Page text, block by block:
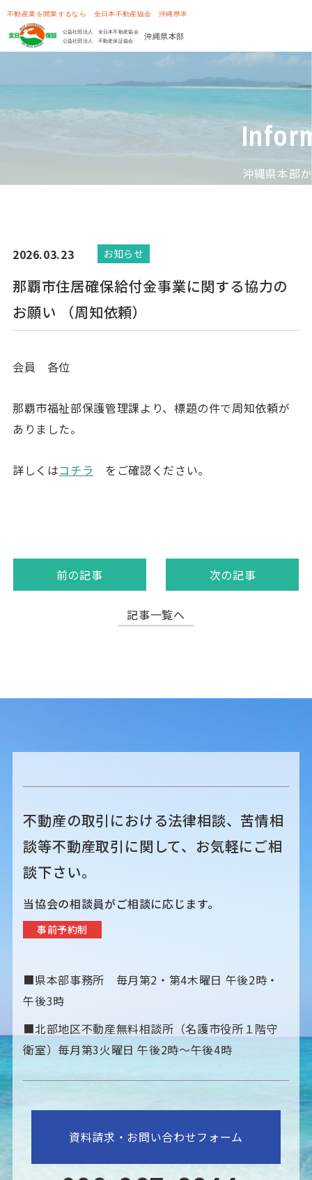
沖縄県本部
2026.03.23 お知らせ
那覇市住居確保給付金事業に関する協力の
お願い （周知依頼）
会員 各位
那覇市福祉部保護管理課より、標題の件で周知依頼が
ありました。
詳しくはコチラ をご確認ください。
前の記事
記事一覧へ
次の記事
不動産の取引における法律相談、苦情相
談等不動産取引に関して、お気軽にご相
談下さい。
当協会の相談員がご相談に応じます。
事前予約制
■県本部事務所 毎月第2・第4木曜日 午後2時・
午後3時
■北部地区不動産無料相談所（名護市役所１階守
衛室）毎月第3火曜日 午後2時〜午後4時
資料請求・お問い合わせフォーム